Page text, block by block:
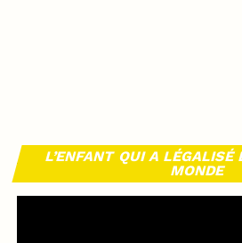
L’ENFANT QUI A LÉGALISÉ
MONDE